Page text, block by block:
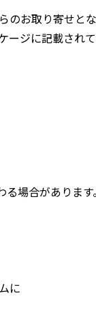
お取り寄せとな
ジに記載され
場合がありま
に